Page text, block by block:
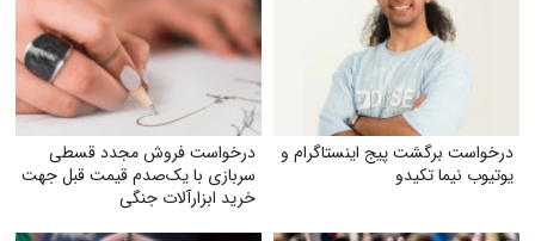
درخواست برگشت پیج اینستاگرام و
یوتیوب نیما تکیدو
درخواست فروش مجدد قسطی
سربازی با یک‌صدم قیمت قبل جهت
خرید ابزارآلات جنگی